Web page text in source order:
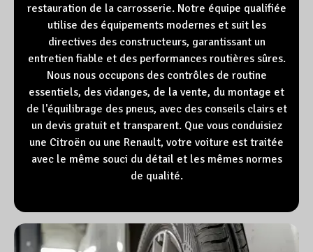
restauration de la carrosserie. Notre équipe qualifiée
utilise des équipements modernes et suit les
directives des constructeurs, garantissant un
entretien fiable et des performances routières sûres.
Nous nous occupons des contrôles de routine
essentiels, des vidanges, de la vente, du montage et
de l'équilibrage des pneus, avec des conseils clairs et
un devis gratuit et transparent. Que vous conduisiez
une Citroën ou une Renault, votre voiture est traitée
avec le même souci du détail et les mêmes normes
de qualité.